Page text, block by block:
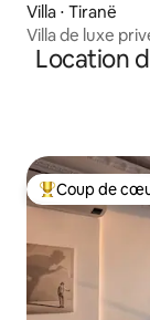
Villa ⋅ Tiranë
Villa de luxe
Location
Coups de
Coup de